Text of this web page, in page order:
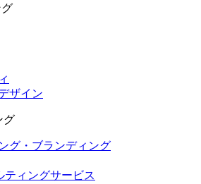
ザイン
グ
グ・ブランディング
ティングサービス